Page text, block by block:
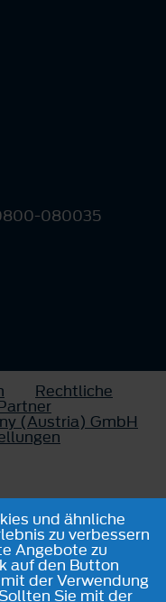
080035
Rechtliche
(Austria) GmbH
und ähnliche
zu verbessern
Angebote zu
auf den Button
der Verwendung
Sie mit der